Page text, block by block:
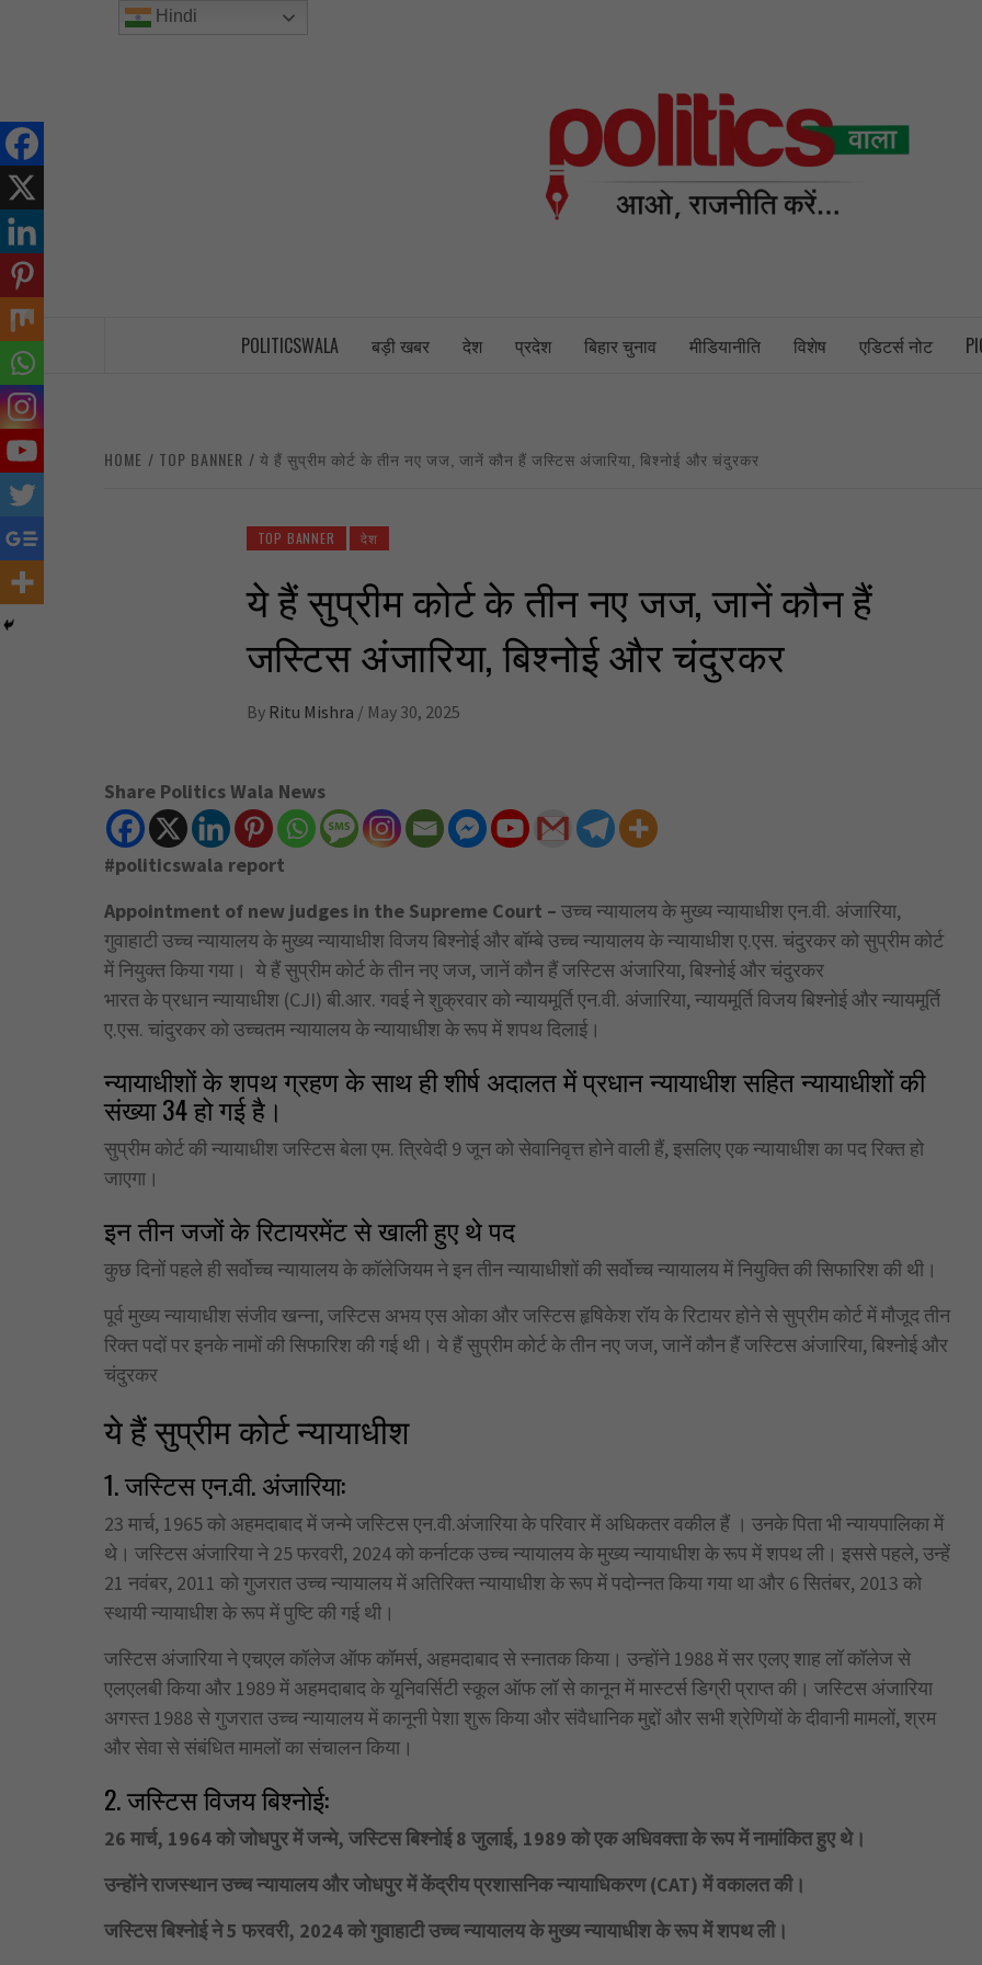
POLITICSWALA बड़ी खबर देश प्रदेश बिहार चुनाव मीडियानीति विशेष एडिटर्स नोट
HOME TOP BANNER ये हैं सुप्रीम कोर्ट के तीन नए जज, जानें कौन हैं जस्टिस अंजारिया, बिश्नोई और चंदुरकर
TOP BANNER देश
ये हैं सुप्रीम कोर्ट के तीन नए जज, जानें कौन हैं
जस्टिस अंजारिया, बिश्नोई और चंदुरकर
By Ritu Mishra / May 30, 2025
Share Politics Wala News
#politicswala report
Appointment of new judges in the Supreme Court – उच्च न्यायालय के मुख्य न्यायाधीश एन.वी. अंजारिया,
गुवाहाटी उच्च न्यायालय के मुख्य न्यायाधीश विजय बिश्नोई और बॉम्बे उच्च न्यायालय के न्यायाधीश ए.एस. चंदुरकर को सुप्रीम कोर्ट
में नियुक्त किया गया। ये हैं सुप्रीम कोर्ट के तीन नए जज, जानें कौन हैं जस्टिस अंजारिया, बिश्नोई और चंदुरकर
भारत के प्रधान न्यायाधीश (CJI) बी.आर. गवई ने शुक्रवार को न्यायमूर्ति एन.वी. अंजारिया, न्यायमूर्ति विजय बिश्नोई और न्यायमूर्ति
ए.एस. चांदुरकर को उच्चतम न्यायालय के न्यायाधीश के रूप में शपथ दिलाई।
न्यायाधीशों के शपथ ग्रहण के साथ ही शीर्ष अदालत में प्रधान न्यायाधीश सहित न्यायाधीशों की
संख्या 34 हो गई है।
सुप्रीम कोर्ट की न्यायाधीश जस्टिस बेला एम. त्रिवेदी 9 जून को सेवानिवृत्त होने वाली हैं, इसलिए एक न्यायाधीश का पद रिक्त हो
जाएगा।
इन तीन जजों के रिटायरमेंट से खाली हुए थे पद
कुछ दिनों पहले ही सर्वोच्च न्यायालय के कॉलेजियम ने इन तीन न्यायाधीशों की सर्वोच्च न्यायालय में नियुक्ति की सिफारिश की थी।
पूर्व मुख्य न्यायाधीश संजीव खन्ना, जस्टिस अभय एस ओका और जस्टिस हृषिकेश रॉय के रिटायर होने से सुप्रीम कोर्ट में मौजूद तीन
रिक्त पदों पर इनके नामों की सिफारिश की गई थी। ये हैं सुप्रीम कोर्ट के तीन नए जज, जानें कौन हैं जस्टिस अंजारिया, बिश्नोई और
चंदुरकर
ये हैं सुप्रीम कोर्ट न्यायाधीश
1. जस्टिस एन.वी. अंजारिया:
23 मार्च, 1965 को अहमदाबाद में जन्मे जस्टिस एन.वी.अंजारिया के परिवार में अधिकतर वकील हैं । उनके पिता भी न्यायपालिका में
थे। जस्टिस अंजारिया ने 25 फरवरी, 2024 को कर्नाटक उच्च न्यायालय के मुख्य न्यायाधीश के रूप में शपथ ली। इससे पहले, उन्हें
21 नवंबर, 2011 को गुजरात उच्च न्यायालय में अतिरिक्त न्यायाधीश के रूप में पदोन्नत किया गया था और 6 सितंबर, 2013 को
स्थायी न्यायाधीश के रूप में पुष्टि की गई थी।
जस्टिस अंजारिया ने एचएल कॉलेज ऑफ कॉमर्स, अहमदाबाद से स्नातक किया। उन्होंने 1988 में सर एलए शाह लॉ कॉलेज से
एलएलबी किया और 1989 में अहमदाबाद के यूनिवर्सिटी स्कूल ऑफ लॉ से कानून में मास्टर्स डिग्री प्राप्त की। जस्टिस अंजारिया
अगस्त 1988 से गुजरात उच्च न्यायालय में कानूनी पेशा शुरू किया और संवैधानिक मुद्दों और सभी श्रेणियों के दीवानी मामलों, श्रम
और सेवा से संबंधित मामलों का संचालन किया।
2. जस्टिस विजय बिश्नोई:
26 मार्च, 1964 को जोधपुर में जन्मे, जस्टिस बिश्नोई 8 जुलाई, 1989 को एक अधिवक्ता के रूप में नामांकित हुए थे।
उन्होंने राजस्थान उच्च न्यायालय और जोधपुर में केंद्रीय प्रशासनिक न्यायाधिकरण (CAT) में वकालत की।
जस्टिस बिश्नोई ने 5 फरवरी, 2024 को गुवाहाटी उच्च न्यायालय के मुख्य न्यायाधीश के रूप में शपथ ली।
Hindi